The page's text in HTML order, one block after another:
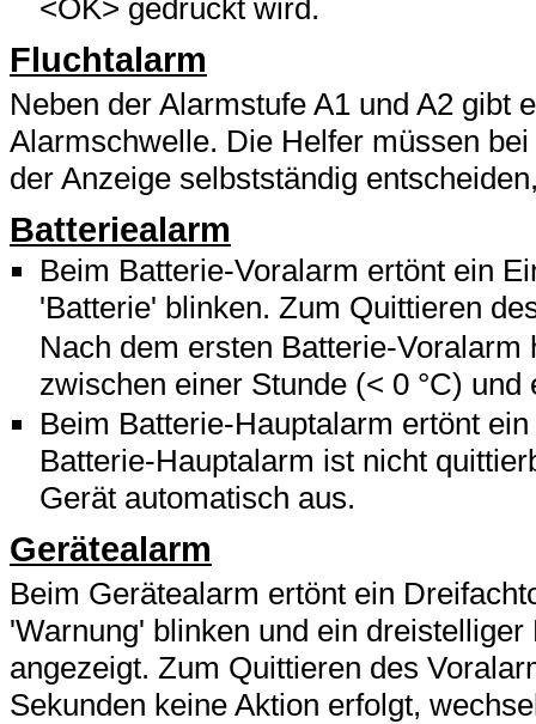
<OK> gedrückt wird.
Fluchtalarm
Neben der Alarmstufe A1 und A2 gibt
Alarmschwelle. Die Helfer müssen
der Anzeige selbstständig
Batteriealarm
Beim Batterie-Voralarm ertönt ein
'Batterie' blinken. Zum Quittieren
Nach dem ersten Batterie-
zwischen einer Stunde (< 0 °C) und
Beim Batterie-Hauptalarm ertönt
Batterie-Hauptalarm ist nicht
Gerät automatisch aus.
Gerätealarm
Beim Gerätealarm ertönt ein
'Warnung' blinken und ein
angezeigt. Zum Quittieren des
Sekunden keine Aktion erfolgt,